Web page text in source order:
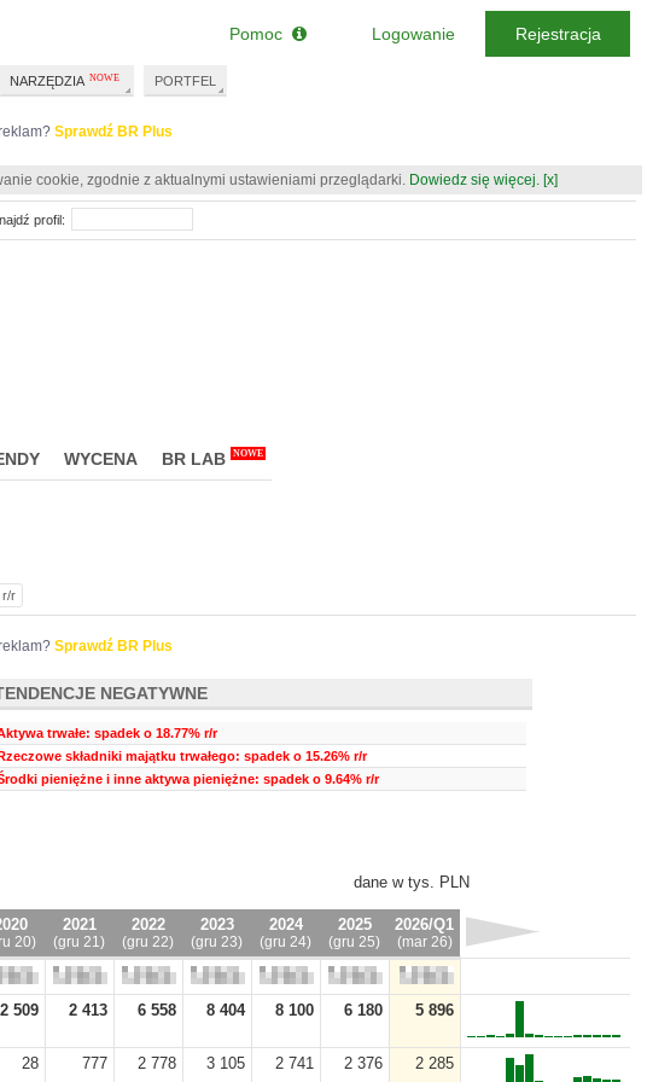
Sprawdź BR Plus
cookie, zgodnie z aktualnymi ustawieniami przeglądarki. Dowiedz się więcej. [x]
WYCENA BR LAB NOWE
r/r
Sprawdź BR Plus
NEGATYWNE
trwałe: spadek o 18.77% r/r
składniki majątku trwałego: spadek o 15.26% r/r
pieniężne i inne aktywa pieniężne: spadek o 9.64% r/r
dane w tys. PLN
20)
2021
(gru 21)
2022
(gru 22)
2023
(gru 23)
2024
(gru 24)
2025
(gru 25)
2026/Q1
(mar 26)
2 509 2 413 6 558 8 404 8 100 6 180 5 896
28 777 2 778 3 105 2 741 2 376 2 285
profil:
NARZĘDZIA PORTFEL
Pomoc Logowanie Rejestracja